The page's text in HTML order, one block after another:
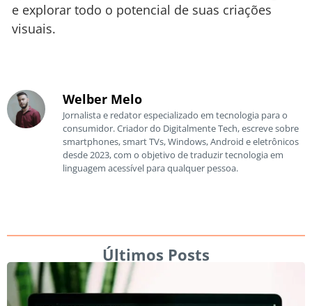
e explorar todo o potencial de suas criações
visuais.
Welber Melo
Jornalista e redator especializado em tecnologia para o
consumidor. Criador do Digitalmente Tech, escreve sobre
smartphones, smart TVs, Windows, Android e eletrônicos
desde 2023, com o objetivo de traduzir tecnologia em
linguagem acessível para qualquer pessoa.
Últimos Posts